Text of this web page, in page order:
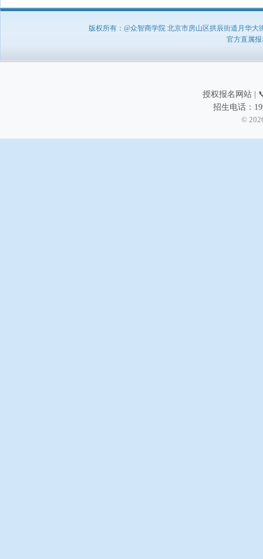
版权所有：@众智商学院 北京市房山区拱辰街道月华
官方直属报
授权报名网站 |
招生电话：
©